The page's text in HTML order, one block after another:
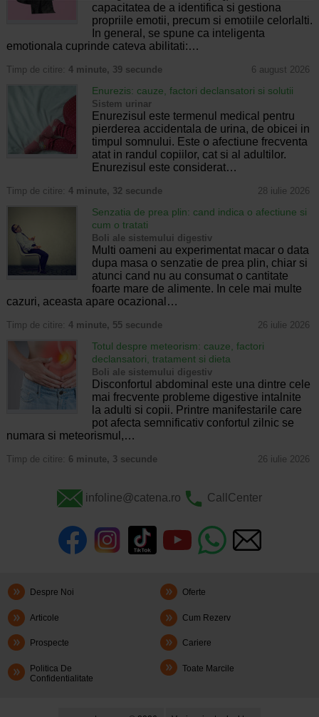
capacitatea de a identifica si gestiona
propriile emotii, precum si emotiile celorlalti.
In general, se spune ca inteligenta
emotionala cuprinde cateva abilitati:…
Timp de citire: 4 minute, 39 secunde 6 august 2026
Enurezis: cauze, factori declansatori si solutii
Sistem urinar
Enurezisul este termenul medical pentru
pierderea accidentala de urina, de obicei in
timpul somnului. Este o afectiune frecventa
atat in randul copiilor, cat si al adultilor.
Enurezisul este considerat…
Timp de citire: 4 minute, 32 secunde 28 iulie 2026
Senzatia de prea plin: cand indica o afectiune si
cum o tratati
Boli ale sistemului digestiv
Multi oameni au experimentat macar o data
dupa masa o senzatie de prea plin, chiar si
atunci cand nu au consumat o cantitate
foarte mare de alimente. In cele mai multe
cazuri, aceasta apare ocazional…
Timp de citire: 4 minute, 55 secunde 26 iulie 2026
Totul despre meteorism: cauze, factori
declansatori, tratament si dieta
Boli ale sistemului digestiv
Disconfortul abdominal este una dintre cele
mai frecvente probleme digestive intalnite
la adulti si copii. Printre manifestarile care
pot afecta semnificativ confortul zilnic se
numara si meteorismul,…
Timp de citire: 6 minute, 3 secunde 26 iulie 2026
infoline@catena.ro CallCenter
Despre Noi Oferte
Articole Cum Rezerv
Prospecte Cariere
Politica De
Confidentialitate
Toate Marcile